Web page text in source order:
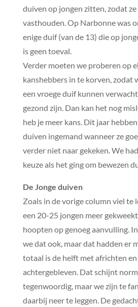
duiven op jongen zitten, zodat
vasthouden. Op Narbonne was
enige duif (van de 13) die op
is geen toeval.
Verder moeten we proberen op
kanshebbers in te korven, zodat
een vroege duif kunnen
gezond zijn. Dan kan het nog
heb je meer kans. Dit jaar
duiven ingemand wanneer ze
verder niet naar gekeken. We
keuze als het ging om bewezen
De Jonge duiven
Zoals in de vorige column viel te
een 20-25 jongen meer
hoopten op genoeg aanvulling.
we dat ook, maar dat hadden er
totaal is de helft met africhten
achtergebleven. Dat schijnt
tegenwoordig, maar we zijn te
daarbij neer te leggen. De